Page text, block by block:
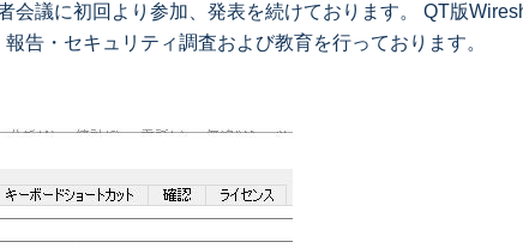
会議に初回より参加、発表を続けております。 QT版
告・セキュリティ調査および教育を行っております。